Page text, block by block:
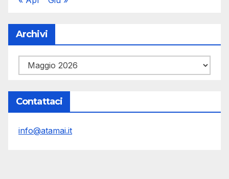
Archivi
Archivi
Contattaci
info@atamai.it